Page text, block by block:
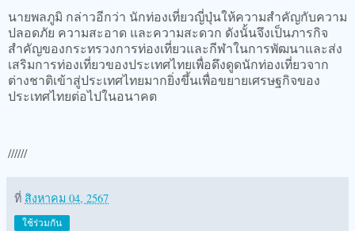
นายพลภูมิ กล่าวอีกว่า นักท่องเที่ยวญี่ปุ่นให้ความสำคัญกับความ
ปลอดภัย ความสะอาด และความสะดวก ดังนั้นจึงเป็นภารกิจ
สำคัญของกระทรวงการท่องเที่ยวและกีฬาในการพัฒนาและส่ง
เสริมการท่องเที่ยวของประเทศไทยเพื่อดึงดูดนักท่องเที่ยวจาก
ต่างชาติเข้าสู่ประเทศไทยมากยิ่งขึ้นเพื่อขยายเศรษฐกิจของ
ประเทศไทยต่อไปในอนาคต
//////
ที่ สิงหาคม 04, 2567
ใช้ร่วมกัน